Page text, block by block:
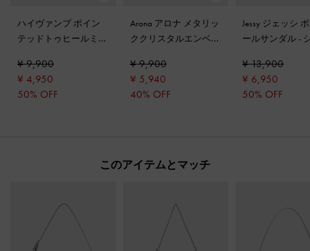
ハイヴァンプ ポイン
テッドトゥヒールミュ
¥ 9,900
¥ 4,950
50% OFF
Arona アロナ メタリッ
ククリスタルエンベリ
ヒールサンダル
バー
¥ 9,900
¥ 5,940
40% OFF
Jessy ジェッシ
ールサンダル-
¥ 13,900
¥ 6,950
50% OFF
このアイテムとマッチ